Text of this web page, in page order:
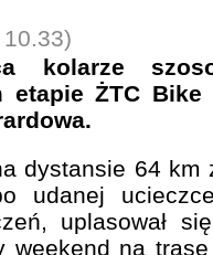
kolarze
ŻTC Bike
dystansie 64 km
udanej
uplasował
weekend na